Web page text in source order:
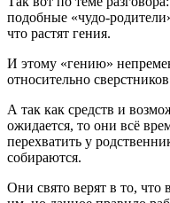
подобные «чудо-
что растят гения.
И этому «гению»
относительно
А так как средств и
ожидается, то они всё
перехватить у
собираются.
Они свято верят в то,